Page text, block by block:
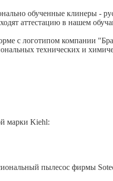
обученные клинеры -
аттестацию в нашем
с логотипом компании
технических и
марки Kiehl:
пылесос фирмы